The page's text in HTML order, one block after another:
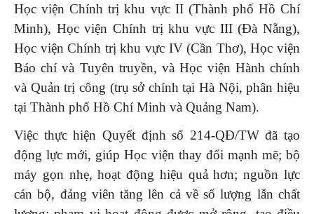
Học viện Chính trị khu vực II (Thành phố Hồ Chí
Minh), Học viện Chính trị khu vực III (Đà Nẵng),
Học viện Chính trị khu vực IV (Cần Thơ), Học viện
Báo chí và Tuyên truyền, và Học viện Hành chính
và Quản trị công (trụ sở chính tại Hà Nội, phân hiệu
tại Thành phố Hồ Chí Minh và Quảng Nam).
Việc thực hiện Quyết định số 214-QĐ/TW đã tạo
động lực mới, giúp Học viện thay đổi mạnh mẽ; bộ
máy gọn nhẹ, hoạt động hiệu quả hơn; nguồn lực
cán bộ, đảng viên tăng lên cả về số lượng lẫn chất